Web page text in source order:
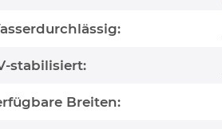
stabilisiert:
Breiten: